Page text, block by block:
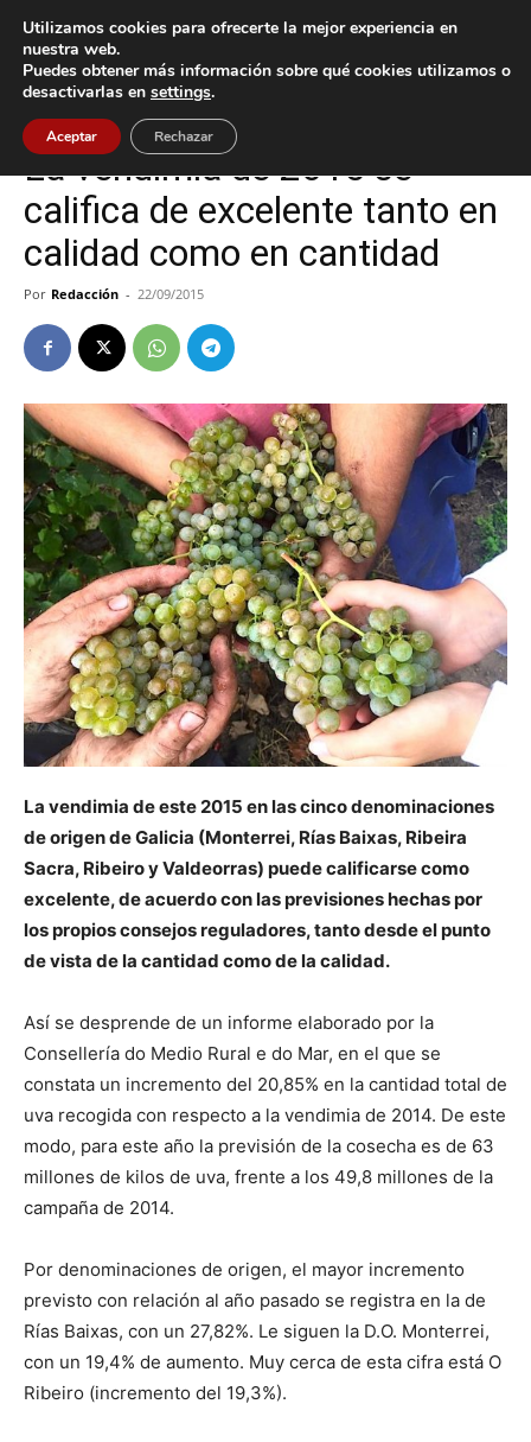
Inicio O Rosal
O Rosal Tomiño
La vendimia de 2015 se
califica de excelente tanto en
calidad como en cantidad
Por Redacción - 22/09/2015
La vendimia de este 2015 en las cinco denominaciones
de origen de Galicia (Monterrei, Rías Baixas, Ribeira
Sacra, Ribeiro y Valdeorras) puede calificarse como
excelente, de acuerdo con las previsiones hechas por
los propios consejos reguladores, tanto desde el punto
de vista de la cantidad como de la calidad.
Así se desprende de un informe elaborado por la
Consellería do Medio Rural e do Mar, en el que se
constata un incremento del 20,85% en la cantidad total de
uva recogida con respecto a la vendimia de 2014. De este
modo, para este año la previsión de la cosecha es de 63
millones de kilos de uva, frente a los 49,8 millones de la
campaña de 2014.
Por denominaciones de origen, el mayor incremento
previsto con relación al año pasado se registra en la de
Rías Baixas, con un 27,82%. Le siguen la D.O. Monterrei,
con un 19,4% de aumento. Muy cerca de esta cifra está O
Ribeiro (incremento del 19,3%).
Utilizamos cookies para ofrecerte la mejor experiencia en
nuestra web.
Puedes obtener más información sobre qué cookies utilizamos o
desactivarlas en settings.
Aceptar Rechazar